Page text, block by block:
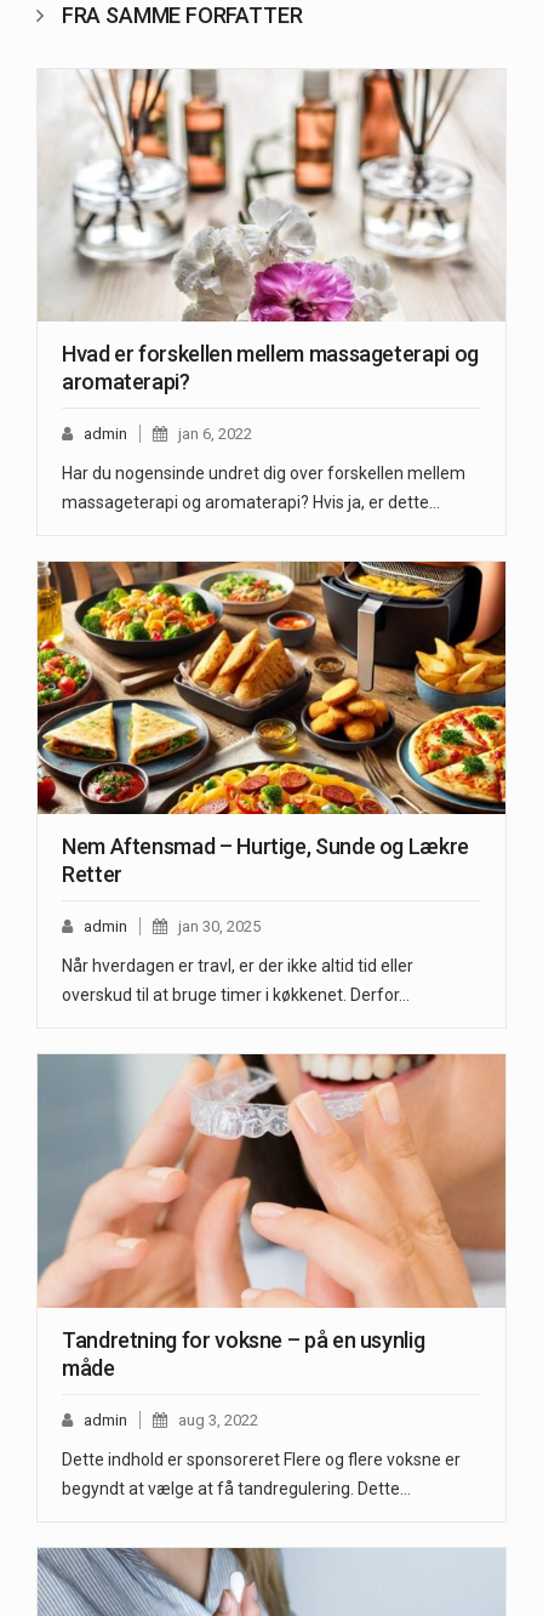
FRA SAMME FORFATTER
Hvad er forskellen mellem massageterapi og
aromaterapi?
admin jan 6, 2022
Har du nogensinde undret dig over forskellen mellem
massageterapi og aromaterapi? Hvis ja, er dette…
Nem Aftensmad – Hurtige, Sunde og Lækre
Retter
admin jan 30, 2025
Når hverdagen er travl, er der ikke altid tid eller
overskud til at bruge timer i køkkenet. Derfor…
Tandretning for voksne – på en usynlig
måde
admin aug 3, 2022
Dette indhold er sponsoreret Flere og flere voksne er
begyndt at vælge at få tandregulering. Dette…